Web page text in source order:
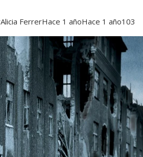
Alicia FerrerHace 1 añoHace 1 año103